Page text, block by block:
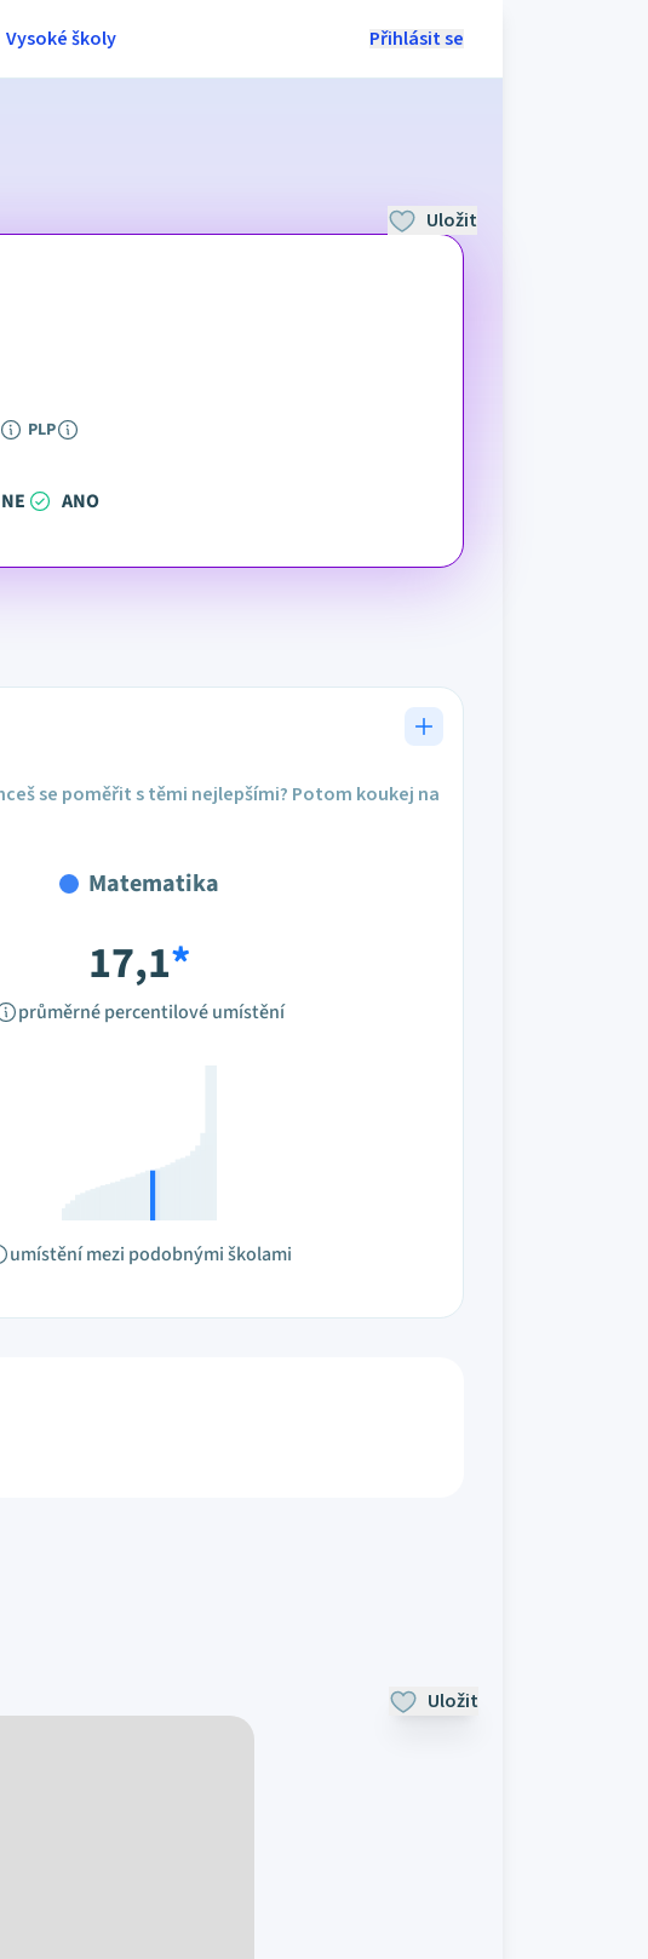
Přihlásit se
Vysoké školy
PLP
NE ANO
Uložit
se poměřit s těmi nejlepšími? Potom koukej na
Matematika
17,1*
průměrné percentilové umístění
umístění mezi podobnými školami
Uložit